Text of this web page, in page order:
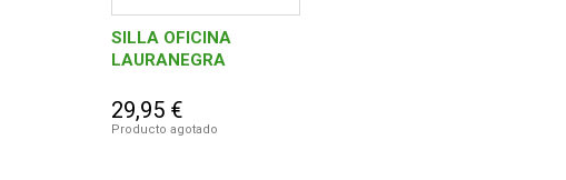
SILLA OFICINA
LAURANEGRA
29,95 €
Producto agotado